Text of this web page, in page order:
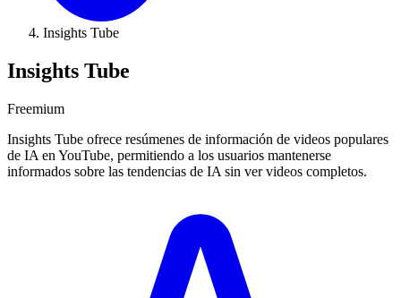
Insights Tube
Insights Tube
Freemium
Insights Tube ofrece resúmenes de información de videos populares
de IA en YouTube, permitiendo a los usuarios mantenerse
informados sobre las tendencias de IA sin ver videos completos.